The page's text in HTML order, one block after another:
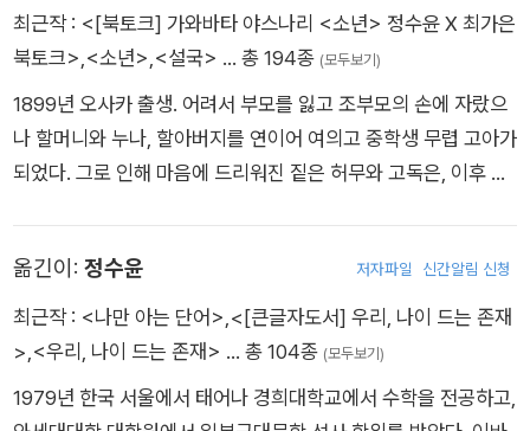
최근작 : <[북토크] 가와바타 야스나리 <소년> 정수윤 X 최가은
북토크> <소년> <설국> … 총 194종 (모두보기)
1899년 오사카 출생. 어려서 부모를 잃고 조부모의 손에 자랐으
나 할머니와 누나, 할아버지를 연이어 여의고 중학생 무렵 고아가
되었다. 그로 인해 마음에 드리워진 짙은 허무와 고독은, 이후 그
제일경》으로 등단하며 신감각파 작가로 주목받았다. 1924년 졸
업 후 《문예시대》를 창간, 〈이즈의 무희〉, 《설국》 등 서정적이고
아름다운 필체가 돋보이는 작품을 발표하며 일본 근대 서정 문학
마문예상 등 여러 문학상을 수상했으며, 일본 문화훈장, 프랑스
옮긴이: 정수윤 저자파일 신간알림 신청
최근작 : <나만 아는 단어> <[큰글자도서] 우리, 나이 드는 존재
> <우리, 나이 드는 존재> … 총 104종 (모두보기)
1979년 한국 서울에서 태어나 경희대학교에서 수학을 전공하고,